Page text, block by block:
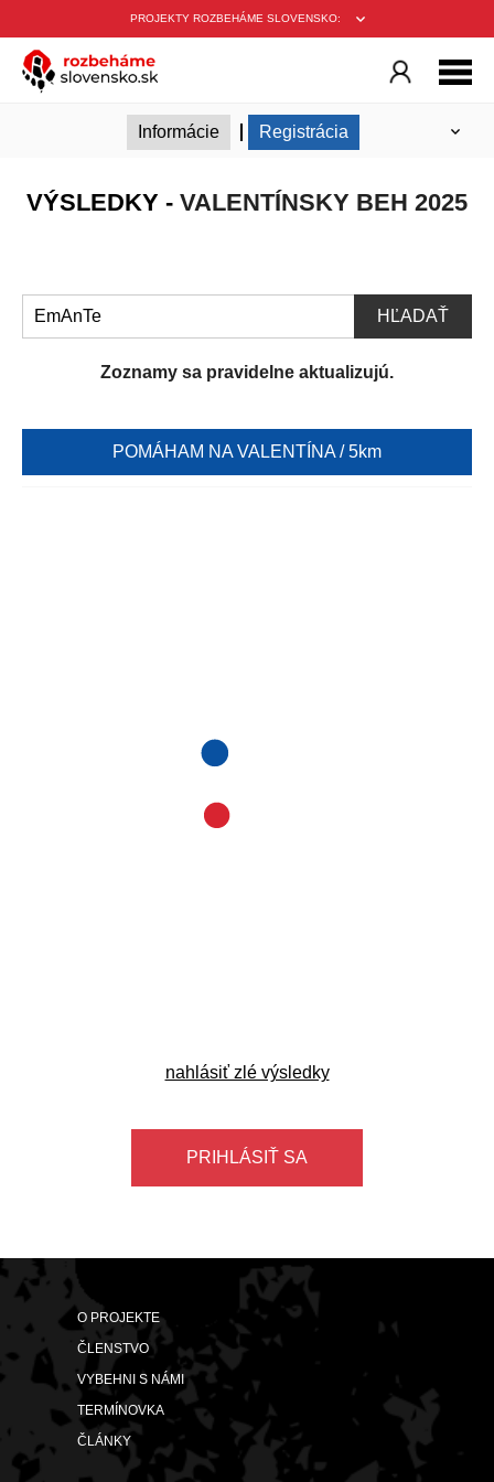
PROJEKTY ROZBEHÁME SLOVENSKO:
Informácie Registrácia
VÝSLEDKY - VALENTÍNSKY BEH 2025
HĽADAŤ
Zoznamy sa pravidelne aktualizujú.
POMÁHAM NA VALENTÍNA / 5km
nahlásiť zlé výsledky
PRIHLÁSIŤ SA
O PROJEKTE
ČLENSTVO
VYBEHNI S NÁMI
TERMÍNOVKA
ČLÁNKY